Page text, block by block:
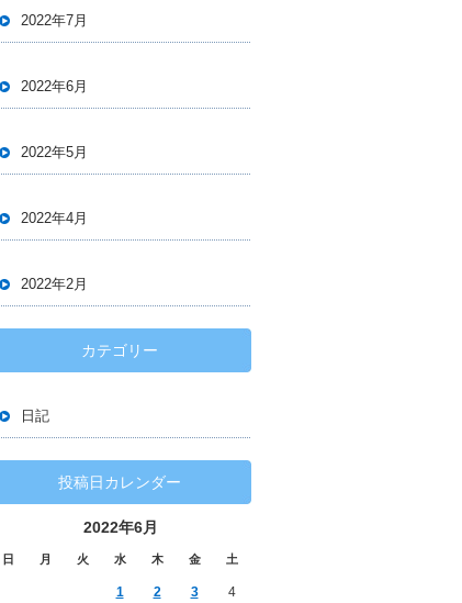
2022年7月
2022年6月
2022年5月
2022年4月
2022年2月
カテゴリー
日記
投稿日カレンダー
2022年6月
日 月 火 水 木 金 土
1 2 3 4